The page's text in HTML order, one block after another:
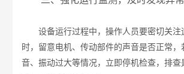
设备运行过程中，操作人员要密切关注
时，留意电机、传动部件的声音是否正常，
音、振动过大等情况，立即停机检查，排查